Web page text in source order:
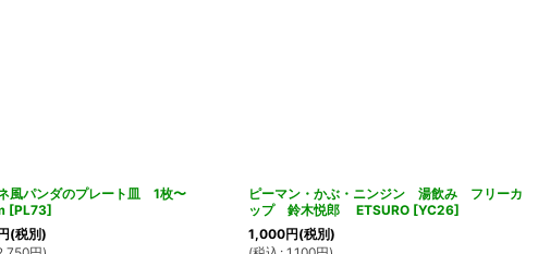
風パンダのプレート皿 1枚〜
[PL73]
(税別)
ピーマン・かぶ・ニンジン 湯飲み フリーカ
ップ 鈴木悦郎 ETSURO [YC26]
1,000円(税別)